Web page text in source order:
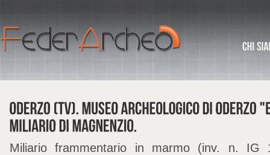
Miliario frammentario in marmo (inv. n. IG